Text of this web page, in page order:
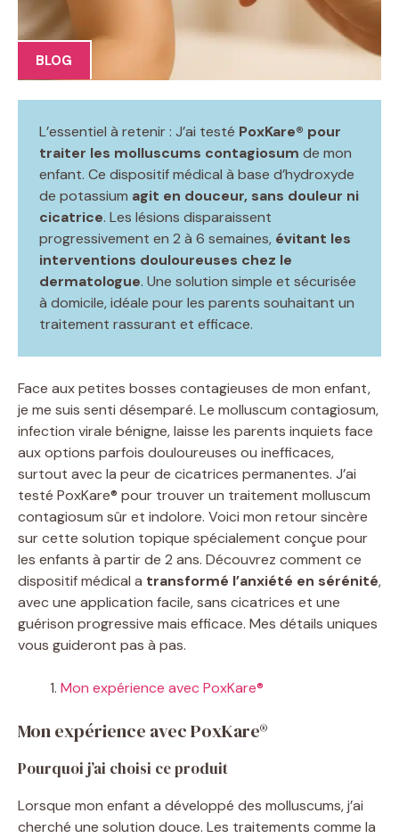
BLOG
L’essentiel à retenir : J’ai testé PoxKare® pour
traiter les molluscums contagiosum de mon
enfant. Ce dispositif médical à base d’hydroxyde
de potassium agit en douceur, sans douleur ni
cicatrice. Les lésions disparaissent
progressivement en 2 à 6 semaines, évitant les
interventions douloureuses chez le
dermatologue. Une solution simple et sécurisée
à domicile, idéale pour les parents souhaitant un
traitement rassurant et efficace.
Face aux petites bosses contagieuses de mon enfant,
je me suis senti désemparé. Le molluscum contagiosum,
infection virale bénigne, laisse les parents inquiets face
aux options parfois douloureuses ou inefficaces,
surtout avec la peur de cicatrices permanentes. J’ai
testé PoxKare® pour trouver un traitement molluscum
contagiosum sûr et indolore. Voici mon retour sincère
sur cette solution topique spécialement conçue pour
les enfants à partir de 2 ans. Découvrez comment ce
dispositif médical a transformé l’anxiété en sérénité,
avec une application facile, sans cicatrices et une
guérison progressive mais efficace. Mes détails uniques
vous guideront pas à pas.
Mon expérience avec PoxKare®
Mon expérience avec PoxKare®
Pourquoi j’ai choisi ce produit
Lorsque mon enfant a développé des molluscums, j’ai
cherché une solution douce. Les traitements comme la